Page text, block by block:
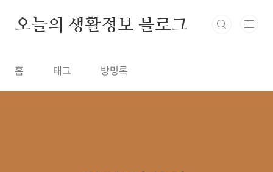
오늘의 생활정보 블로그
홈 태그 방명록